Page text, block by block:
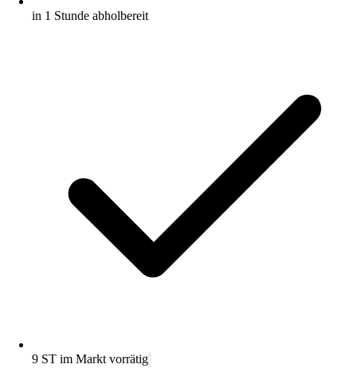
in 1 Stunde abholbereit
9 ST im Markt vorrätig